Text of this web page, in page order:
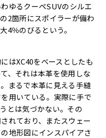
ゆるクーペSUVのシルエ
2箇所にスポイラーが備わ
4％のびるという。
はXC40をベースとしたも
、それは本革を使用しな
まるで本革に見える手縫
用いている。実際に手で
とは気づかない。その
れており、またスウェー
地形図にインスパイアさ